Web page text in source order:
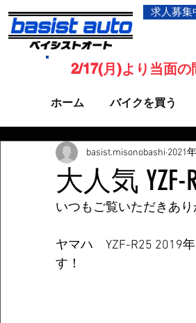
求人募集
ホーム バイクを買う
2/17(月)より当面
大人気
basist.misonobashi 2021
いつもご覧いただきあり
ヤマハ　YZF-R25 2019
す！